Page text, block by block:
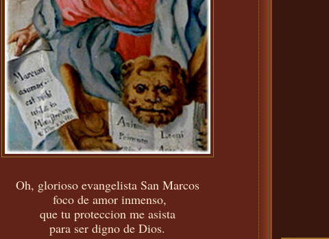
Oh, glorioso evangelista San Marcos
foco de amor inmenso,
que tu proteccion me asista
para ser digno de Dios.